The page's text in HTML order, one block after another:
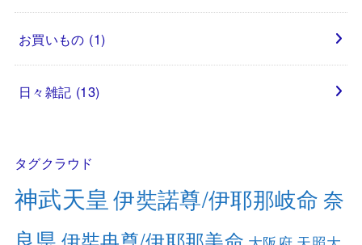
お買いもの (1)
日々雑記 (13)
タグクラウド
神武天皇 伊奘諾尊/伊耶那岐命 奈